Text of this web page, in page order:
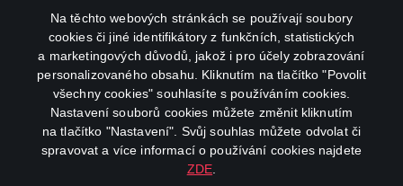
Na těchto webových stránkách se používají soubory
cookies či jiné identifikátory z funkčních, statistických
a marketingových důvodů, jakož i pro účely zobrazování
personalizovaného obsahu. Kliknutím na tlačítko "Povolit
všechny cookies" souhlasíte s používáním cookies.
Nastavení souborů cookies můžete změnit kliknutím
na tlačítko "Nastavení". Svůj souhlas můžete odvolat či
spravovat a více informací o používání cookies najdete
ZDE
facebookinstagram
youtube